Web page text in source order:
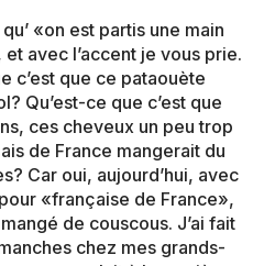
«on est partis une main
avec l’accent je vous prie.
c’est que ce pataouète
Qu’est-ce que c’est que
ces cheveux un peu trop
de France mangerait du
Car oui, aujourd’hui, avec
«française de France»,
de couscous. J’ai fait
chez mes grands-